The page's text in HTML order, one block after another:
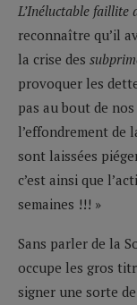
L’Inéluctable faillite
reconnaître qu’il
la crise des
provoquer les
pas au bout de
l’effondrement de
sont laissées
c’est ainsi que
semaines !!! »
Sans parler de la
occupe les gros
signer une sorte